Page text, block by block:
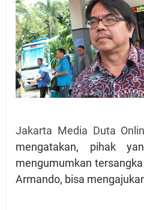
Jakarta Media Duta
mengatakan, pihak
mengumumkan
Armando, bisa